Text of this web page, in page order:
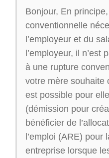
Bonjour, En
conventionnelle
l’employeur et du
l’employeur, il n’est
à une rupture
votre mère souhaite
est possible pour
(démission pour
bénéficier de
l’emploi (ARE) pour
entreprise lorsque